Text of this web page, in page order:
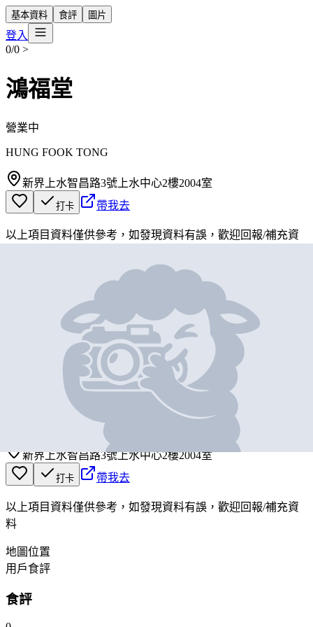
基本資料 食評 圖片
登入
0/0 >
鴻福堂
營業中
HUNG FOOK TONG
新界上水智昌路3號上水中心2樓2004室
打卡 帶我去
以上項目資料僅供參考，如發現資料有誤，歡迎回報/補充資
鴻福堂
HUNG FOOK TONG
新界上水智昌路3號上水中心2樓2004室
打卡 帶我去
以上項目資料僅供參考，如發現資料有誤，歡迎回報/補充資
料
地圖位置
用戶食評
食評